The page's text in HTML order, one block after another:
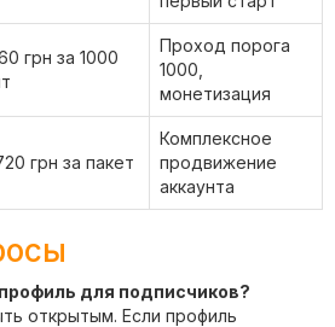
грн за 1000
Проход порога
1000,
монетизация
грн за пакет
Комплексное
продвижение
аккаунта
для подписчиков?
открытым. Если профиль